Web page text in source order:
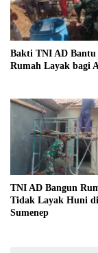
Bakti TNI AD
Rumah Layak bagi
TNI AD Bangun
Tidak Layak Huni
Sumenep